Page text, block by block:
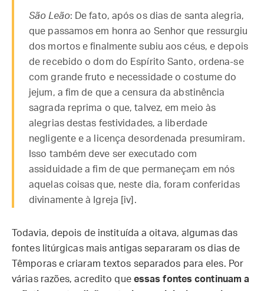
São Leão: De fato, após os dias de santa alegria,
que passamos em honra ao Senhor que ressurgiu
dos mortos e finalmente subiu aos céus, e depois
de recebido o dom do Espírito Santo, ordena-se
com grande fruto e necessidade o costume do
jejum, a fim de que a censura da abstinência
sagrada reprima o que, talvez, em meio às
alegrias destas festividades, a liberdade
negligente e a licença desordenada presumiram.
Isso também deve ser executado com
assiduidade a fim de que permaneçam em nós
aquelas coisas que, neste dia, foram conferidas
divinamente à Igreja [iv].
Todavia, depois de instituída a oitava, algumas das
fontes litúrgicas mais antigas separaram os dias de
Têmporas e criaram textos separados para eles. Por
várias razões, acredito que essas fontes continuam a